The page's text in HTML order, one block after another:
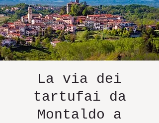
La via dei
tartufai da
Montaldo a